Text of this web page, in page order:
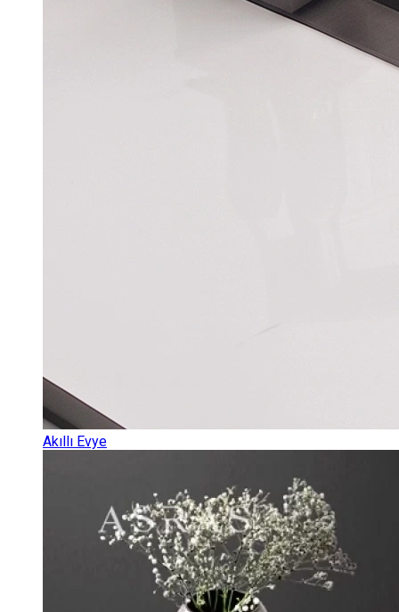
Akıllı Evye